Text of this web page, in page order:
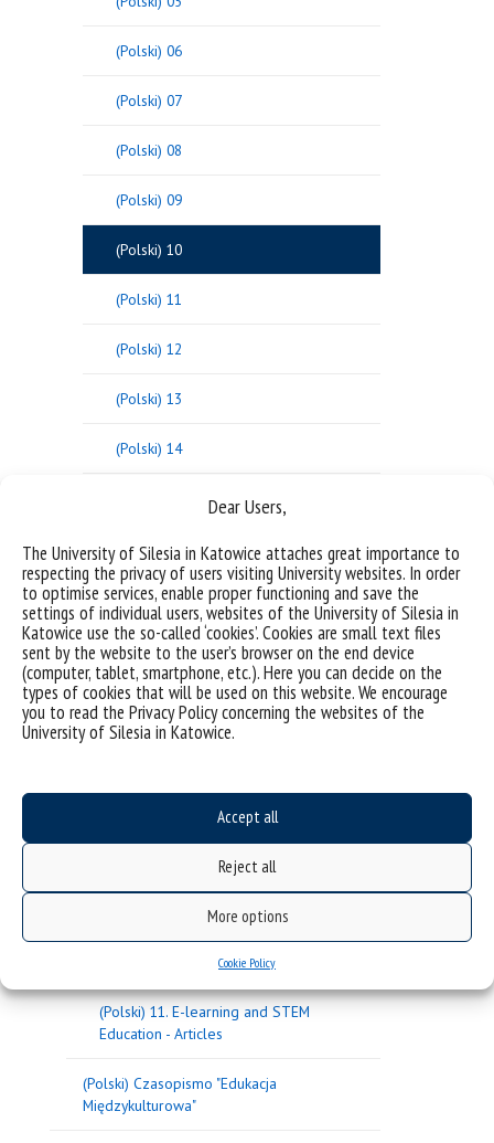
Dear Users,
The University of Silesia in Katowice attaches great importance to
respecting the privacy of users visiting University websites. In order
to optimise services, enable proper functioning and save the
settings of individual users, websites of the University of Silesia in
Katowice use the so-called ‘cookies’. Cookies are small text files
sent by the website to the user’s browser on the end device
(computer, tablet, smartphone, etc.). Here you can decide on the
types of cookies that will be used on this website. We encourage
you to read the Privacy Policy concerning the websites of the
University of Silesia in Katowice.
Accept all
Reject all
More options
Cookie Policy
(Polski) 06
(Polski) 07
(Polski) 08
(Polski) 09
(Polski) 10
(Polski) 11
(Polski) 12
(Polski) 13
(Polski) 14
(Polski) 16
(Polski) 17
(Polski) 18
(Polski) 19
(Polski) Articles-8. E-learning
Methodology – Implementation and
Evaluation
(Polski) Articles-7. IT Tools – Good
Practice of Effective Use in Education
(Polski) 13 - Articles
(Polski) 11. E-learning and STEM
Education - Articles
(Polski) Czasopismo "Edukacja
Międzykulturowa"